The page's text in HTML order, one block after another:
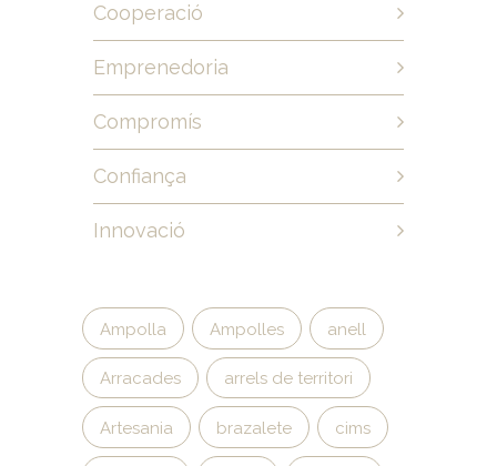
Cooperació
Emprenedoria
Compromís
Confiança
Innovació
Ampolla Ampolles anell
Arracades arrels de territori
Artesania brazalete cims